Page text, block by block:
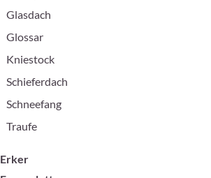
Glasdach
Glossar
Kniestock
Schieferdach
Schneefang
Traufe
Erker